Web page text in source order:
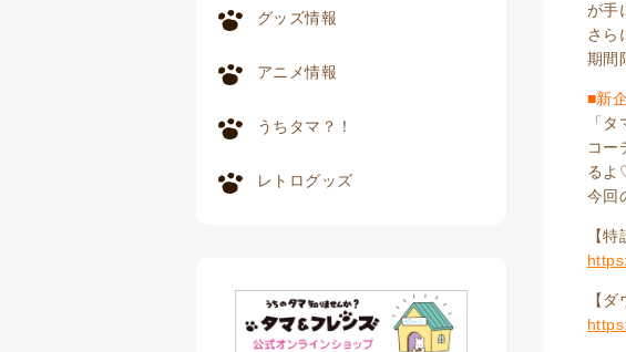
グッズ情報
アニメ情報
うちタマ？！
レトログッズ
が手
さら
期間
■新
「
コー
る
今回
【
【